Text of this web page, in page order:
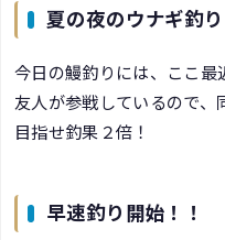
夏の夜のウナギ釣り
今日の鰻釣りには、ここ
友人が参戦しているので、
目指せ釣果２倍！
早速釣り開始！！